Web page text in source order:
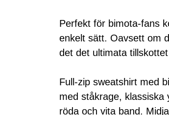
Perfekt för bimota-fans
enkelt sätt. Oavsett om
det det ultimata
Full-zip sweatshirt med
med ståkrage,
röda och vita band.